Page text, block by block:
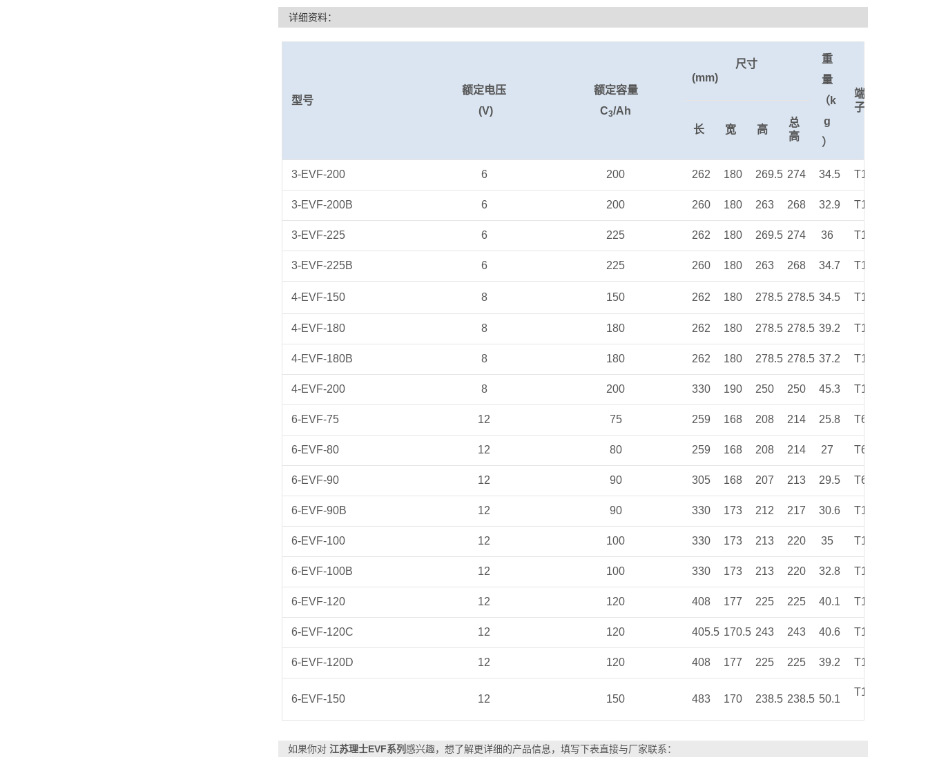
详细资料：
型号
额定电压
(V)
额定容量
C3/Ah
尺寸
(mm)
重
量
（k
g
）
端
子
长
宽 高
总
高
3-EVF-200 6 200 262 180 269.5 274 34.5 T11
3-EVF-200B 6 200 260 180 263 268 32.9 T11
3-EVF-225 6 225 262 180 269.5 274 36 T11
3-EVF-225B 6 225 260 180 263 268 34.7 T11
4-EVF-150 8 150 262 180 278.5 278.5 34.5 T11
4-EVF-180 8 180 262 180 278.5 278.5 39.2 T11
4-EVF-180B 8 180 262 180 278.5 278.5 37.2 T11
4-EVF-200 8 200 330 190 250 250 45.3 T11
6-EVF-75 12 75 259 168 208 214 25.8 T6
6-EVF-80 12 80 259 168 208 214 27 T6
6-EVF-90 12 90 305 168 207 213 29.5 T6
6-EVF-90B 12 90 330 173 212 217 30.6 T11
6-EVF-100 12 100 330 173 213 220 35 T11
6-EVF-100B 12 100 330 173 213 220 32.8 T11
6-EVF-120 12 120 408 177 225 225 40.1 T11
6-EVF-120C 12 120 405.5 170.5 243 243 40.6 T11
6-EVF-120D 12 120 408 177 225 225 39.2 T11
6-EVF-150 12 150 483 170 238.5 238.5 50.1
T11
如果你对 江苏理士EVF系列感兴趣，想了解更详细的产品信息，填写下表直接与厂家联系：